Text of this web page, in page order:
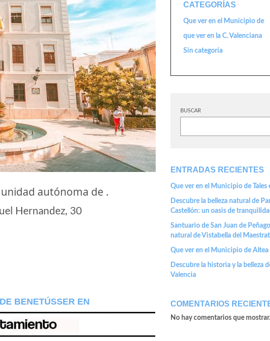
autónoma de .
Hernandez, 30
BENETÚSSER EN
CATEGORÍAS
Que ver en el Municipio de
que ver en la C. Valenciana
Sin categoría
BUSCAR
ENTRADAS RECIENTES
Que ver en el Municipio de Tales
Descubre la belleza natural de
Castellón: un oasis de
Santuario de San Juan de
natural de Vistabella del
Que ver en el Municipio de
Descubre la historia y la belleza
Valencia
COMENTARIOS
No hay comentarios que mostrar.